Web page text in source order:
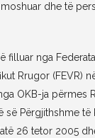
dhe të
filluar nga
Rrugor (FEVR)
OKB-ja përmes
së Përgjithshme të
26 tetor 2005